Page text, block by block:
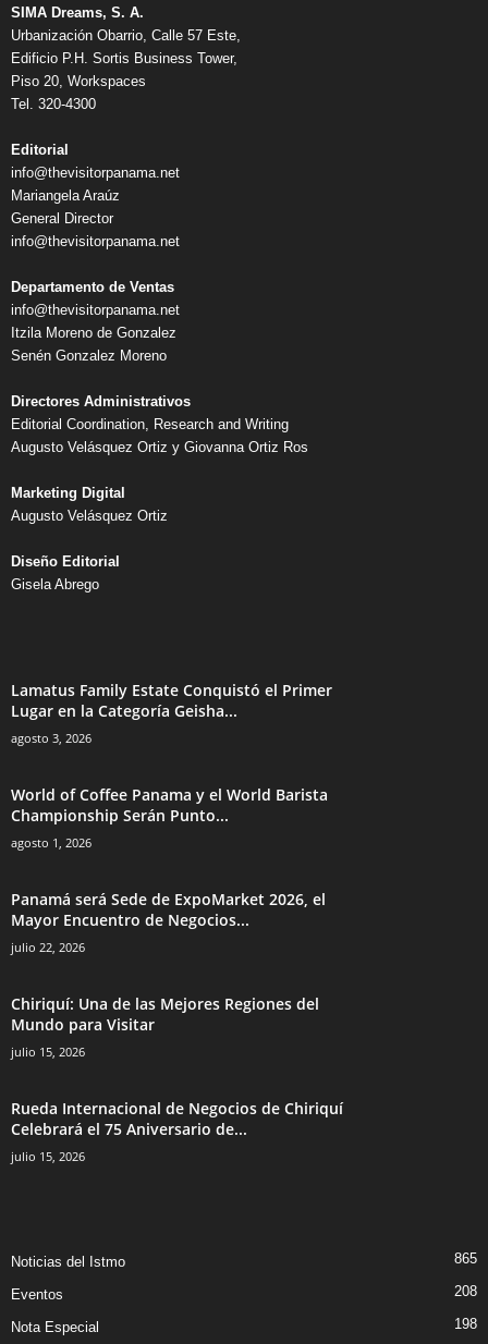
SIMA Dreams, S. A.
Urbanización Obarrio, Calle 57 Este,
Edificio P.H. Sortis Business Tower,
Piso 20, Workspaces
Tel. 320-4300
Editorial
info@thevisitorpanama.net
Mariangela Araúz
General Director
info@thevisitorpanama.net
Departamento de Ventas
info@thevisitorpanama.net
Itzila Moreno de Gonzalez
Senén Gonzalez Moreno
Directores Administrativos
Editorial Coordination, Research and Writing
Augusto Velásquez Ortiz y Giovanna Ortiz Ros
Marketing Digital
Augusto Velásquez Ortiz
Diseño Editorial
Gisela Abrego
Lamatus Family Estate Conquistó el Primer
Lugar en la Categoría Geisha...
agosto 3, 2026
World of Coffee Panama y el World Barista
Championship Serán Punto...
agosto 1, 2026
Panamá será Sede de ExpoMarket 2026, el
Mayor Encuentro de Negocios...
julio 22, 2026
Chiriquí: Una de las Mejores Regiones del
Mundo para Visitar
julio 15, 2026
Rueda Internacional de Negocios de Chiriquí
Celebrará el 75 Aniversario de...
julio 15, 2026
Noticias del Istmo 865
Eventos 208
Nota Especial 198